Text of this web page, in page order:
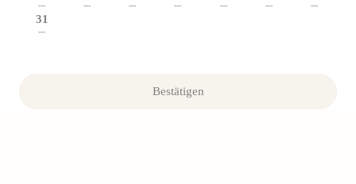
--- --- --- --- --- --- ---
31
---
Bestätigen